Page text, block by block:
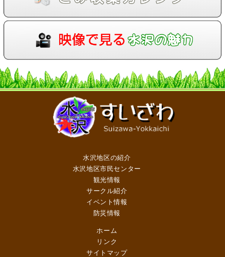
水沢地区の紹介
水沢地区市民センター
観光情報
サークル紹介
イベント情報
防災情報
ホーム
リンク
サイトマップ